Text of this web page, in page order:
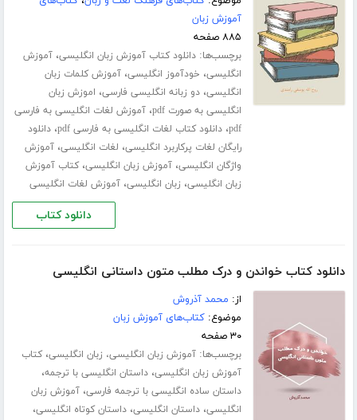
آموزش زبان
۸۸۵ صفحه
برچسب‌ها:دانلود کتاب آموزش زبان انگلیسی،آموزش
انگلیسی، خودآموز انگلیسی،آموزش کلمات زبان
انگلیسی،دو زبانه انگلیسی فارسی، اموزش زبان
انگلیسی به صورت pdf
،آموزش لغات انگلیسی به فارسی
pdf،دانلود کتاب لغات انگلیسی به فارسی pdf ،دانلود
رایگان لغات پرکاربرد انگلیسی، لغات انگلیسی،آموزش
واژگان انگلیسی،آموزش زبان انگلیسی،کتاب آموزش
زبان انگلیسی، زبان انگلیسی،آموزش لغات انگلیسی
دانلود کتاب
دانلود کتاب خواندن و درک مطلب متون داستانی انگلیسی
از: محمد آذروش
موضوع:کتاب‌های آموزش زبان
۳۰ صفحه
برچسب‌ها:آموزش زبان انگلیسی، زبان انگلیسی،کتاب
آموزش زبان انگلیسی،داستان انگلیسی با ترجمه،
داستان ساده انگلیسی با ترجمه فارسی،آموزش زبان
انگلیسی،داستان انگلیسی،داستان کوتاه انگلیسی،